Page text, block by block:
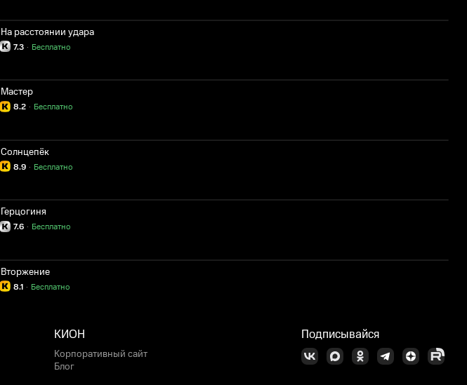
На расстоянии удара
7.3 Бесплатно
·
Мастер
8.2 Бесплатно
·
Солнцепёк
8.9 Бесплатно
·
Герцогиня
7.6 Бесплатно
·
Вторжение
8.1 Бесплатно
·
КИОН
Корпоративный сайт
Блог
Подписывайся